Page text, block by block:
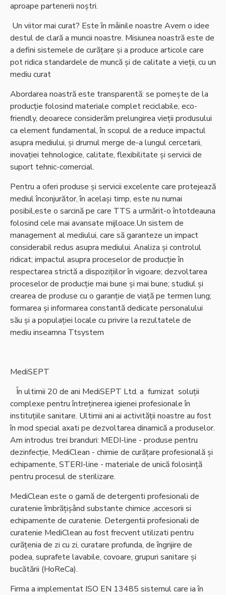
aproape partenerii noștri.
Un viitor mai curat? Este în mâinile noastre Avem o idee
destul de clară a muncii noastre. Misiunea noastră este de
a defini sistemele de curățare și a produce articole care
pot ridica standardele de muncă și de calitate a vieții, cu un
mediu curat
Abordarea noastră este transparentă: se pornește de la
producție folosind materiale complet reciclabile, eco-
friendly, deoarece considerăm prelungirea vieții produsului
ca element fundamental, în scopul de a reduce impactul
asupra mediului, și drumul merge de-a lungul cercetarii,
inovației tehnologice, calitate, flexibilitate și servicii de
suport tehnic-comercial.
Pentru a oferi produse și servicii excelente care protejează
mediul înconjurător, în același timp, este nu numai
posibil,este o sarcină pe care TTS a urmărit-o întotdeauna
folosind cele mai avansate mijloace.Un sistem de
management al mediului, care să garanteze un impact
considerabil redus asupra mediului. Analiza și controlul
ridicat; impactul asupra proceselor de producție în
respectarea strictă a dispozițiilor în vigoare; dezvoltarea
proceselor de producție mai bune și mai bune; studiul și
crearea de produse cu o garanție de viață pe termen lung;
formarea și informarea constantă dedicate personalului
său și a populației locale cu privire la rezultatele de
mediu inseamna Ttsystem
MediSEPT
În ultimii 20 de ani MediSEPT Ltd. a furnizat soluții
complexe pentru întreținerea igienei profesionale în
instituțiile sanitare. Ultimii ani ai activității noastre au fost
în mod special axati pe dezvoltarea dinamică a produselor.
Am introdus trei branduri: MEDI-line - produse pentru
dezinfecție, MediClean - chimie de curățare profesională și
echipamente, STERI-line - materiale de unică folosință
pentru procesul de sterilizare.
MediClean este o gamă de detergenti profesionali de
curatenie îmbrățișând substante chimice ,accesorii si
echipamente de curatenie. Detergentii profesionali de
curatenie MediClean au fost frecvent utilizati pentru
curățenia de zi cu zi, curatare profunda, de îngrijire de
podea, suprafete lavabile, covoare, grupuri sanitare și
bucătării (HoReCa).
Firma a implementat ISO EN 13485 sistemul care ia în